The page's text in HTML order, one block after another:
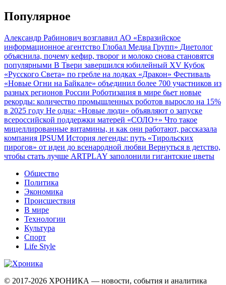
Популярное
Александр Рабинович возглавил АО «Евразийское
информационное агентство Глобал Медиа Групп» Диетолог
объяснила, почему кефир, творог и молоко снова становятся
популярными В Твери завершился юбилейный XV Кубок
«Русского Света» по гребле на лодках «Дракон» Фестиваль
«Новые Огни на Байкале» объединил более 700 участников из
разных регионов России Роботизация в мире бьет новые
рекорды: количество промышленных роботов выросло на 15%
в 2025 году Не одна: «Новые люди» объявляют о запуске
всероссийской поддержки матерей «СОЛО+» Что такое
мицеллированные витамины, и как они работают, рассказала
компания IPSUM История легенды: путь «Тирольских
пирогов» от идеи до всенародной любви Вернуться в детство,
чтобы стать лучше ARTPLAY заполонили гигантские цветы
Общество
Политика
Экономика
Происшествия
В мире
Технологии
Культура
Спорт
Life Style
© 2017-2026 ХРОНИКА — новости, события и аналитика